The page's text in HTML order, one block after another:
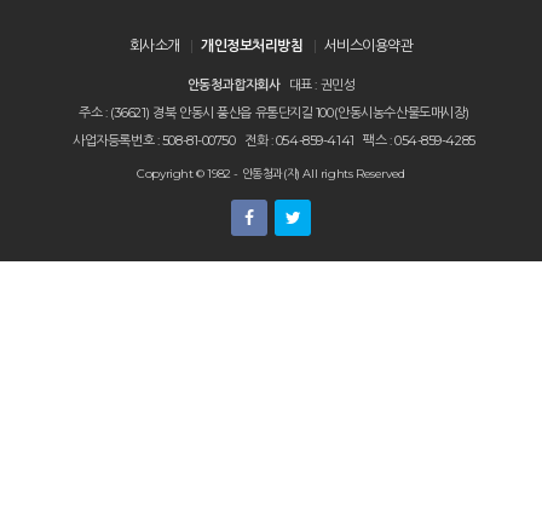
회사소개 개인정보처리방침 서비스이용약관
안동청과합자회사
대표 : 권민성
주소 : (36621) 경북 안동시 풍산읍 유통단지길 100(안동시농수산물도매시장)
사업자등록번호 : 508-81-00750
전화 : 054-859-4141 팩스 : 054-859-4285
Copyright © 1982 - 안동청과(자) All rights Reserved